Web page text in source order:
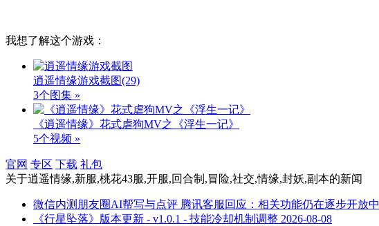
我想了解这个游戏：
逍遥情缘游戏截图(29)
3个图集 »
《逍遥情缘》花式虐狗MV之《浮生一记》
5个视频 »
官网 专区 下载 礼包
关于逍遥情缘,新服,桃花43服,开服,回合制,冒险,社交,情缘,封妖,副本的新闻
微信内测朋友圈AI帮写与点评 腾讯客服回应：相关功能仍在逐步开放中
《行星坠落》版本更新 - v1.0.1 - 技能冷却机制调整 2026-08-08